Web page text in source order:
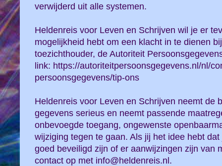
verwijderd uit alle systemen.
Heldenreis voor Leven en Schrijven wil je er
mogelijkheid hebt om een klacht in te dienen
toezichthouder, de Autoriteit
link: https://autoriteitpersoonsgegevens.nl/nl/
persoonsgegevens/tip-ons
Heldenreis voor Leven en Schrijven neemt de
gegevens serieus en neemt passende
onbevoegde toegang, ongewenste
wijziging tegen te gaan. Als jij het idee hebt
goed beveiligd zijn of er aanwijzingen zijn van
contact op met info@heldenreis.nl.